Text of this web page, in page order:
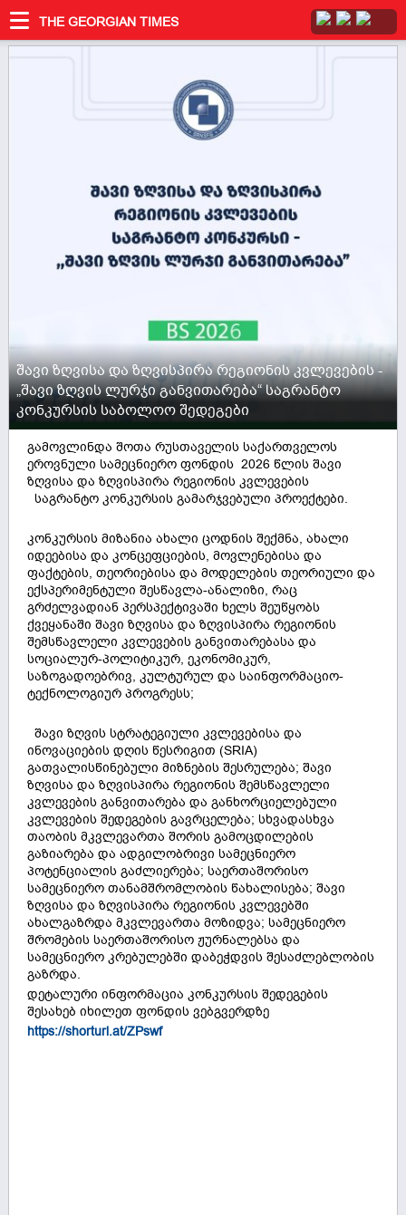
THE GEORGIAN TIMES
შავი ზღვისა და ზღვისპირა რეგიონის კვლევების -
„შავი ზღვის ლურჯი განვითარება“ საგრანტო
კონკურსის საბოლოო შედეგები
გამოვლინდა შოთა რუსთაველის საქართველოს
ეროვნული სამეცნიერო ფონდის 2026 წლის შავი
ზღვისა და ზღვისპირა რეგიონის კვლევების
საგრანტო კონკურსის გამარჯვებული პროექტები.
კონკურსის მიზანია ახალი ცოდნის შექმნა, ახალი
იდეებისა და კონცეფციების, მოვლენებისა და
ფაქტების, თეორიებისა და მოდელების თეორიული და
ექსპერიმენტული შესწავლა-ანალიზი, რაც
გრძელვადიან პერსპექტივაში ხელს შეუწყობს
ქვეყანაში შავი ზღვისა და ზღვისპირა რეგიონის
შემსწავლელი კვლევების განვითარებასა და
სოციალურ-პოლიტიკურ, ეკონომიკურ,
საზოგადოებრივ, კულტურულ და საინფორმაციო-
ტექნოლოგიურ პროგრესს;
შავი ზღვის სტრატეგიული კვლევებისა და
ინოვაციების დღის წესრიგით (SRIA)
გათვალისწინებული მიზნების შესრულება; შავი
ზღვისა და ზღვისპირა რეგიონის შემსწავლელი
კვლევების განვითარება და განხორციელებული
კვლევების შედეგების გავრცელება; სხვადასხვა
თაობის მკვლევართა შორის გამოცდილების
გაზიარება და ადგილობრივი სამეცნიერო
პოტენციალის გაძლიერება; საერთაშორისო
სამეცნიერო თანამშრომლობის წახალისება; შავი
ზღვისა და ზღვისპირა რეგიონის კვლევებში
ახალგაზრდა მკვლევართა მოზიდვა; სამეცნიერო
შრომების საერთაშორისო ჟურნალებსა და
სამეცნიერო კრებულებში დაბეჭდვის შესაძლებლობის
გაზრდა.
დეტალური ინფორმაცია კონკურსის შედეგების
შესახებ იხილეთ ფონდის ვებგვერდზე
https://shorturl.at/ZPswf